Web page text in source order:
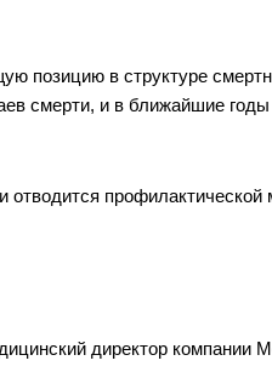
позицию в структуре
смерти, и в ближайшие
директор компании